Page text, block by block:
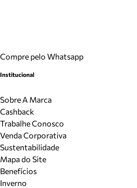
Compre pelo Whatsapp
Institucional
Sobre A Marca
Cashback
Trabalhe Conosco
Venda Corporativa
Sustentabilidade
Mapa do Site
Benefícios
Inverno